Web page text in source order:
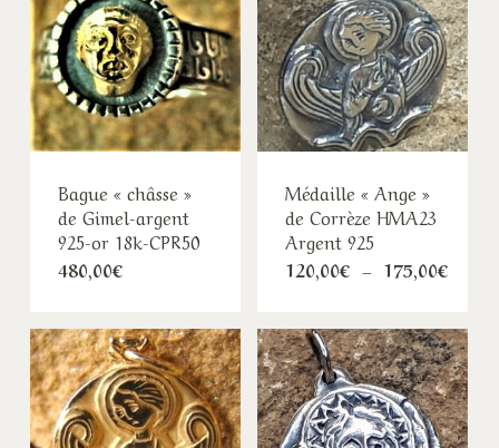
Bague « châsse »
de Gimel-argent
925-or 18k-CPR50
480,00€
Médaille « Ange »
de Corrèze HMA23
Argent 925
120,00€ – 175,00€
à